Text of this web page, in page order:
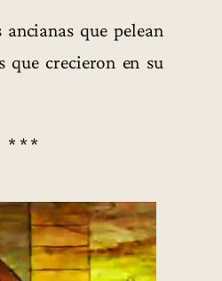
que pelean
que crecieron en su
* * *